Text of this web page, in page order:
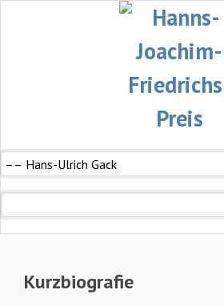
Kurzbiografie